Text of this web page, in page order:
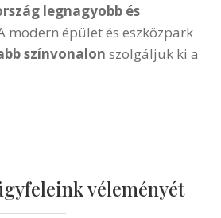
legnagyobb és
modern épület és eszközpark
színvonalon szolgáljuk ki a
véleményét